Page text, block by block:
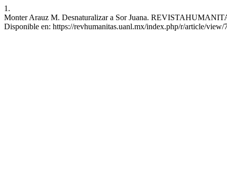
1.
Monter Arauz M. Desnaturalizar a Sor Juana.
Disponible en: https://revhumanitas.uanl.mx/index.php/r/article/view/